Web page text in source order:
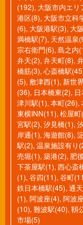
(192), 大阪市内エリ
港区(8), 大阪市立科
(6), 大阪港駅(3), 大
満橋駅(7), 天然温泉
宗右衛門(6), 島之内
弁天(2), 弁天町(8),
橋筋(3), 心斎橋駅
(5), 敷津西(1), 新世
(36), 日本橋東(2),
津川駅(1), 本町(26),
東横INN(11), 松屋町
宮駅(2), 汐見橋(1),
岸通(1), 海遊館(8),
駅(2), 温泉施設有り
売堀(1), 築港(2), 肥
下茶屋駅(1), 西心斎
(1), 谷四(11), 谷町
鉄日本橋駅(45), 通
(1), 阿波座(4), 阿波
(10), 難波駅(40), 靱
市場(5)